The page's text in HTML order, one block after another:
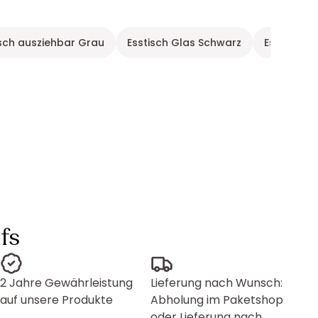
ausziehbar Grau Esstisch Glas Schwarz
2 Jahre Gewährleistung
auf unsere Produkte
Lieferung nach Wunsch:
Abholung im Paketshop